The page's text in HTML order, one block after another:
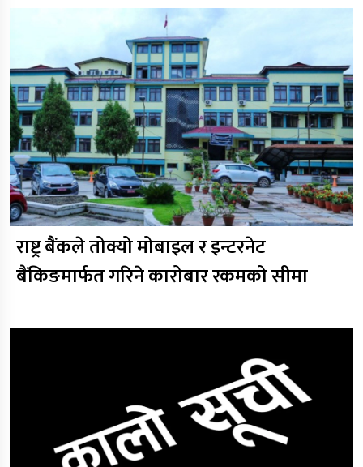
राष्ट्र बैंकले तोक्यो मोबाइल र इन्टरनेट
बैंकिङमार्फत गरिने कारोबार रकमको सीमा